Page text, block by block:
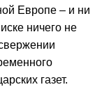
Европе – и ни
ничего не
газет.